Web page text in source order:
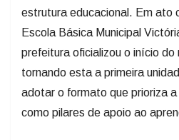
estrutura educacional. Em ato
Escola Básica Municipal
prefeitura oficializou o início
tornando esta a primeira
adotar o formato que prioriza
como pilares de apoio ao